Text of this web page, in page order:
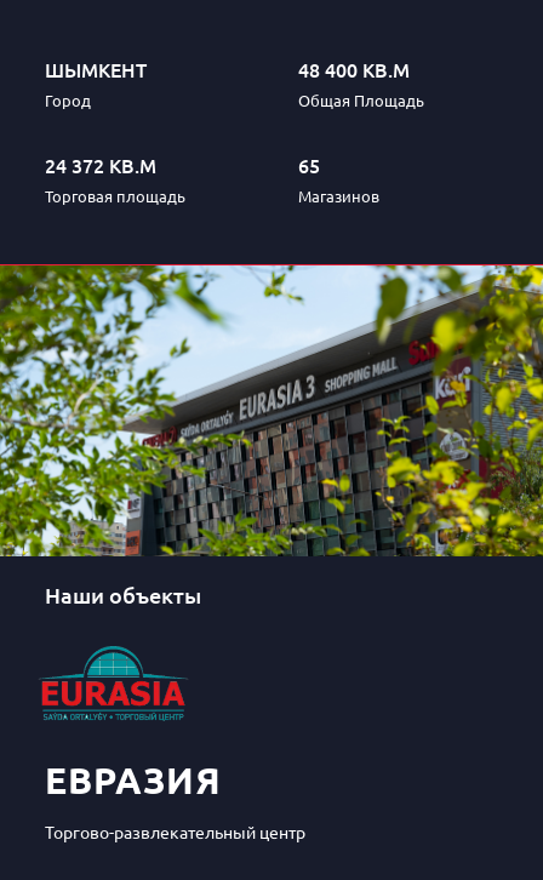
ШЫМКЕНТ
Город
48 400 КВ.М
Общая Площадь
24 372 КВ.М
Торговая площадь
65
Магазинов
Наши объекты
ЕВРАЗИЯ
Торгово-развлекательный центр